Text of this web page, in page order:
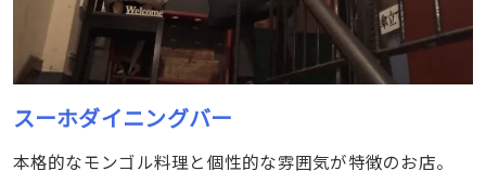
スーホダイニングバー
本格的なモンゴル料理と個性的な雰囲気が特徴のお店。